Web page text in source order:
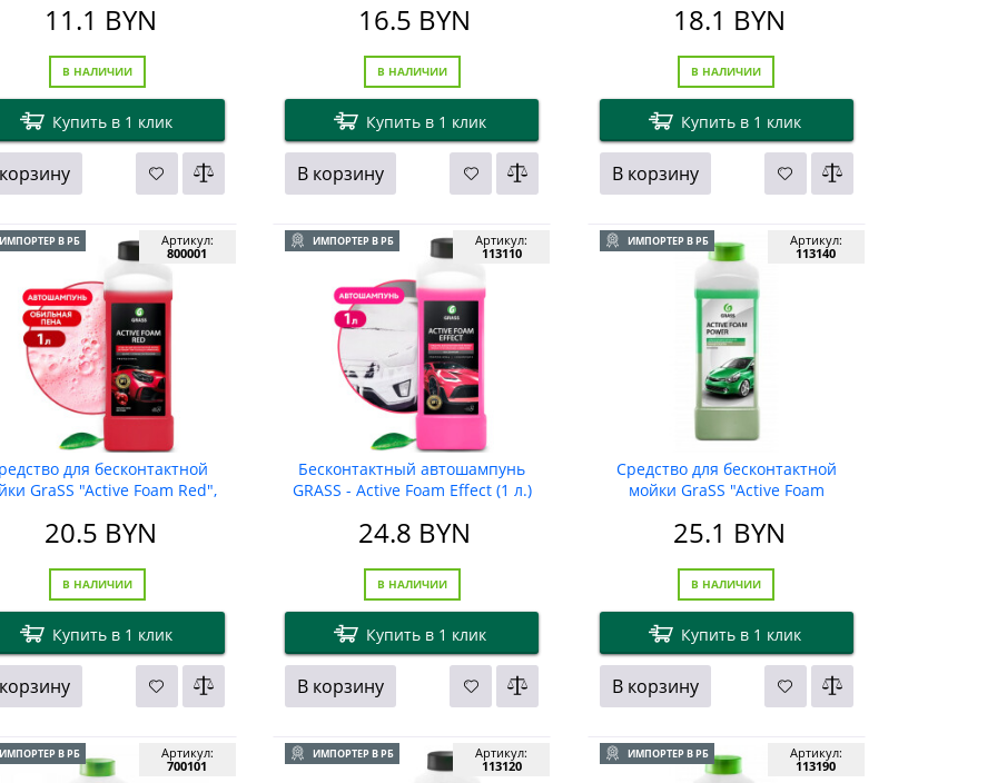
11.1 BYN
В НАЛИЧИИ
Купить в 1 клик
16.5 BYN
В НАЛИЧИИ
Купить в 1 клик
В корзину
18.1 BYN
В НАЛИЧИИ
Купить в 1 клик
В корзину
В РБ
для бесконтактной
GraSS "Active Foam Red",
Артикул:
800001
20.5 BYN
В НАЛИЧИИ
Купить в 1 клик
ИМПОРТЕР В РБ
Бесконтактный автошампунь
GRASS - Active Foam Effect (1 л.)
Артикул:
113110
24.8 BYN
В НАЛИЧИИ
Купить в 1 клик
В корзину
ИМПОРТЕР В РБ
Средство для бесконтактной
мойки GraSS "Active Foam
Артикул:
113140
25.1 BYN
В НАЛИЧИИ
Купить в 1 клик
В корзину
В РБ
Артикул:
700101
ИМПОРТЕР В РБ
Артикул:
113120
ИМПОРТЕР В РБ
Артикул:
113190